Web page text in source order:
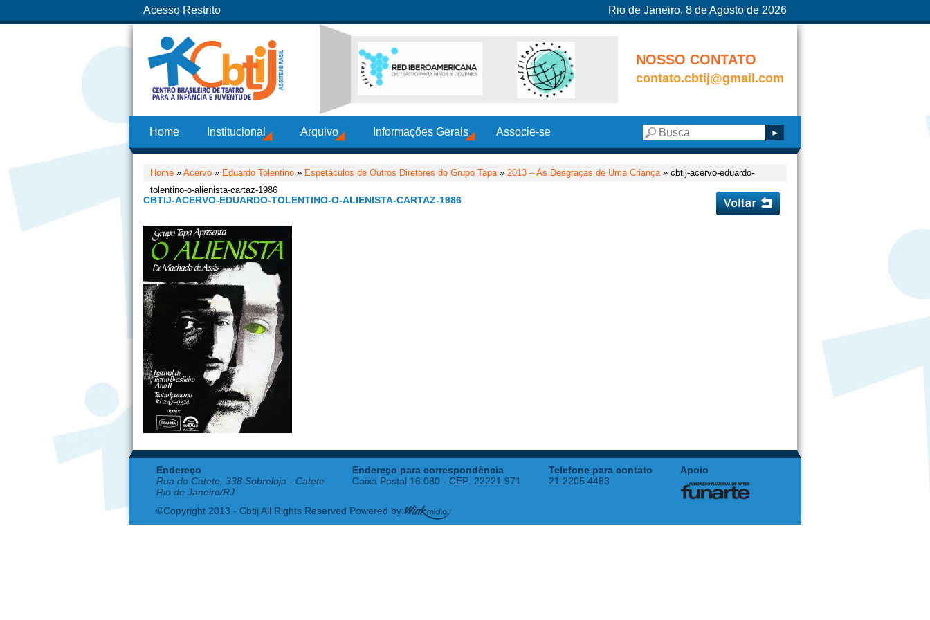
Acesso Restrito Rio de Janeiro, 8 de Agosto de 2026
NOSSO CONTATO
contato.cbtij@gmail.com
Home Institucional Arquivo Informações Gerais Associe-se
Home » Acervo » Eduardo Tolentino » Espetáculos de Outros Diretores do Grupo Tapa» 2013 – As Desgraças de Uma Criança» cbtij-acervo-eduardo-
tolentino-o-alienista-cartaz-1986
CBTIJ-ACERVO-EDUARDO-TOLENTINO-O-ALIENISTA-CARTAZ-1986
Endereço
Rua do Catete, 338 Sobreloja - Catete
Rio de Janeiro/RJ
Endereço para correspondência
Caixa Postal 16.080 - CEP: 22221.971
Telefone para contato
21 2205 4483
Apoio
©Copyright 2013 - Cbtij All Rights Reserved Powered by: